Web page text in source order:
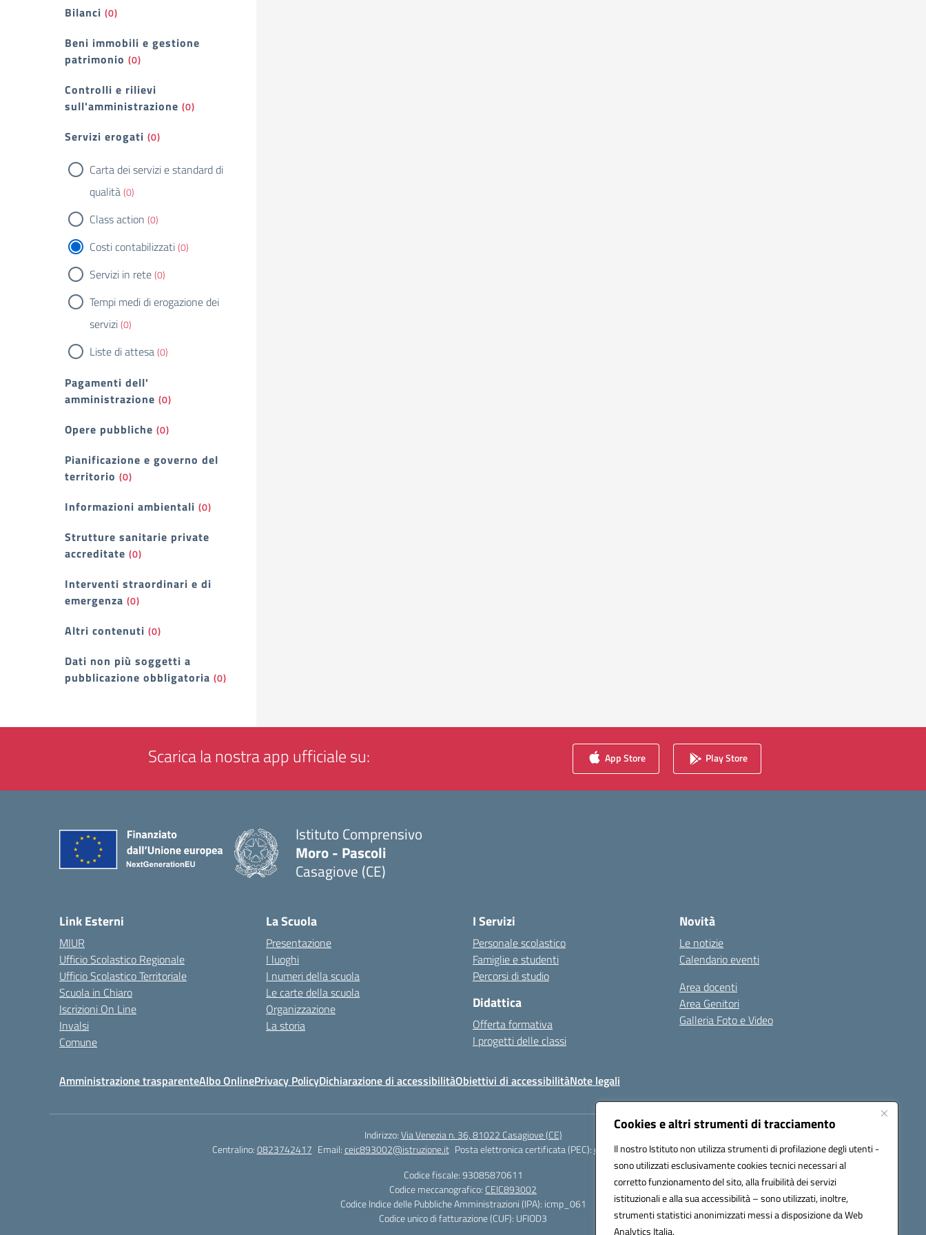
Cookies e altri strumenti di tracciamento
Il nostro Istituto non utilizza strumenti di profilazione degli utenti -
sono utilizzati esclusivamente cookies tecnici necessari al
corretto funzionamento del sito, alla fruibilità dei servizi
istituzionali e alla sua accessibilità – sono utilizzati, inoltre,
strumenti statistici anonimizzati messi a disposizione da Web
Analytics Italia.
Bilanci (0)
Beni immobili e gestione
patrimonio (0)
Controlli e rilievi
sull'amministrazione (0)
Servizi erogati (0)
Carta dei servizi e standard di
qualità(0)
Class action (0)
Costi contabilizzati(0)
Servizi in rete(0)
Tempi medi di erogazione dei
servizi(0)
Liste di attesa(0)
Pagamenti dell'
amministrazione (0)
Opere pubbliche (0)
Pianificazione e governo del
territorio (0)
Informazioni ambientali (0)
Strutture sanitarie private
accreditate (0)
Interventi straordinari e di
emergenza (0)
Altri contenuti (0)
Dati non più soggetti a
pubblicazione obbligatoria (0)
Scarica la nostra app ufficiale su: App Store Play Store
Istituto Comprensivo
Moro - Pascoli
Casagiove (CE)
Link Esterni
MIUR
Ufficio Scolastico Regionale
Ufficio Scolastico Territoriale
Scuola in Chiaro
Iscrizioni On Line
Invalsi
Comune
La Scuola
Presentazione
I luoghi
I numeri della scuola
Le carte della scuola
Organizzazione
La storia
I Servizi
Personale scolastico
Famiglie e studenti
Percorsi di studio
Didattica
Offerta formativa
I progetti delle classi
Novità
Le notizie
Calendario eventi
Area docenti
Area Genitori
Galleria Foto e Video
Amministrazione trasparenteAlbo OnlinePrivacy PolicyDichiarazione di accessibilitàObiettivi di accessibilitàNote legali
Indirizzo:Via Venezia n. 36, 81022 Casagiove (CE)
Centralino:0823742417 Email:ceic893002@istruzione.it Posta elettronica certificata (PEC):ceic893002@pec.istruzione.it
Codice fiscale: 93085870611
Codice meccanografico: CEIC893002
Codice Indice delle Pubbliche Amministrazioni (IPA): icmp_061
Codice unico di fatturazione (CUF): UFIOD3